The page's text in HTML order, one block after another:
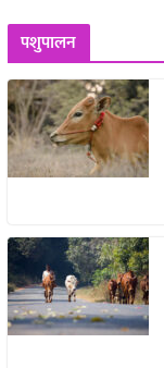
पशुपालन